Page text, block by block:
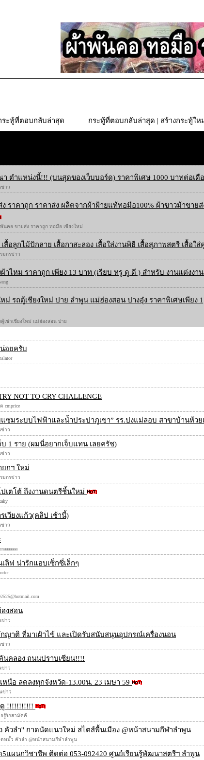
ระทู้ที่ตอบกลับล่าสุด กระทู้ที่ตอบกลับล่าสุด | สร้างกระทู้ให
ตำแหน่งนี้!!! (บนสุดของเว็บบอร์ด) ราคาพิเศษ 1000 บาทต่อเดื
ข่าว
ราคาถูก ราคาส่ง ผลิตจากผ้าฝ้ายแท้ทอมือ100% ผ้าขาวม้าขายส่
พันคอ ขายส่ง ราคาถูก ทอมือ เชียงใหม่
สื้อลูกไม้ปักลาย เสื้อกาสะลอง เสื้อใส่งานพิธี เสื้อสุภาพสตรี เสื้อใ
มกรข่าว
าไหม ราคาถูก เพียง 13 บาท (เรียบ หรู ดู ดี ) สำหรับ งานแต่งงา
หม่ รถตู้เชียงใหม่ ปาย ลำพูน แม่ฮ่องสอน ปางอุ๋ง ราคาพิเศษเพียง
ตู้เช่าเชียงใหม่ แม่ฮ่องสอน ปาย
อยครับ
NOT TO CRY CHALLENGE
cmprice
ซมระบบไฟฟ้าและน้ำประปาภูเขา” รร.ปงแม่ลอบ สาขาบ้านห้วย
ข่าว
1 ราย (ผมนี่อยากเจ็บแทน เลยครัช)
ข่าว
กฯ ใหม่
มกรข่าว
ตโต้ ถึงงานดนตรีชิ้นใหม่
เวียงแก้ว(คลิป เช้านี้)
ข่าว
ลิฟ น่ารักแอบเซ็กซี่เล็กๆ
องสอน
ข่าว
ญาติ ที่มาเฝ้าไข้ และเปิดรับสนับสนุนอุปกรณ์เครื่องนอน
ข่าว
นคลอง ถนนปราบเซียน!!!!
ข่าว
นือ ลดลงทุกจังหวัด-13.00น. 23 เมษา 59
ข่าว
!!!!!!!!!!!
ยรู้รักสามัคคี
คัวลำ'' กาดนัดแนวใหม่ สไตส์พื้นเมือง @หน้าสนามกีฬาลำพูน
ดหมั้ว คัวลำ @หน้าสนามกีฬาลำพูน
แผนกวิชาชีพ ติดต่อ 053-092420 ศูนย์เรียนรู้พัฒนาสตรีฯ ลำพูน